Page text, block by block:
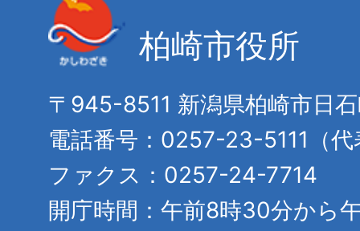
柏崎市役所
〒945-8511 新潟県柏崎市日
電話番号：0257-23-5111（代
ファクス：0257-24-7714
開庁時間：午前8時30分から